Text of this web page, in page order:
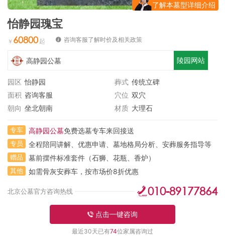
了解本墓型详细介绍
怡静园瑰宝
60800 咨询客服了解时价及相关政策
高静园公墓 陵园网站
园区 怡静园 葬式 传统立碑
面积 咨询客服 穴位 双穴
朝向 坐北朝南 材质 大理石
专车 高静园公墓免费选墓专车来回接送
专员 全程陪同讲解、优惠申请、墓地格局分析、安葬服务指导等
赠品 墓前摆件标准套件（石狮、花瓶、香炉）
其他 如需骨灰安葬车，按市场价8折优惠
北京公墓官方咨询热线 010-89177864
点击一键咨询
最近30天已有74位家属咨询过